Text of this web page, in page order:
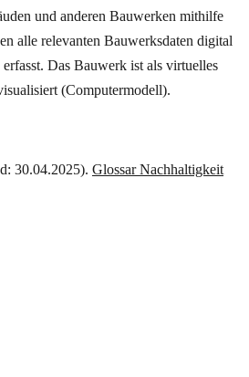
und anderen Bauwerken mithilfe
alle relevanten Bauwerksdaten digital
Das Bauwerk ist als virtuelles
(Computermodell).
30.04.2025). Glossar Nachhaltigkeit